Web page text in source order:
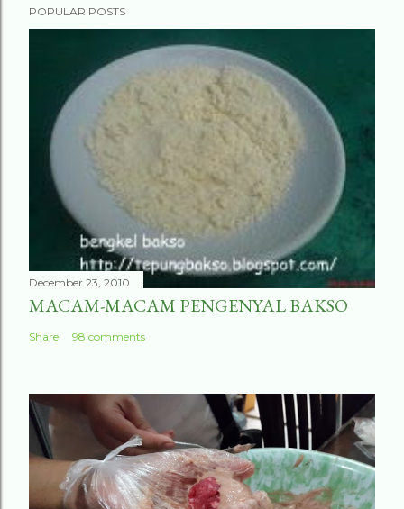
POPULAR POSTS
December 23, 2010
MACAM-MACAM PENGENYAL BAKSO
Share 98 comments